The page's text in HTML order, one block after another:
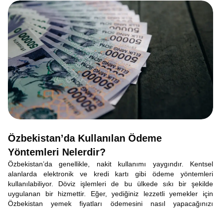
Özbekistan’da Kullanılan Ödeme
Yöntemleri Nelerdir?
Özbekistan’da genellikle, nakit kullanımı yaygındır. Kentsel
alanlarda elektronik ve kredi kartı gibi ödeme yöntemleri
kullanılabiliyor. Döviz işlemleri de bu ülkede sıkı bir şekilde
uygulanan bir hizmettir. Eğer, yediğiniz lezzetli yemekler için
Özbekistan yemek fiyatları ödemesini nasıl yapacağınızı